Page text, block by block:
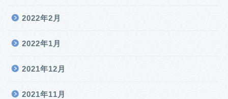
2022年2月
2022年1月
2021年12月
2021年11月